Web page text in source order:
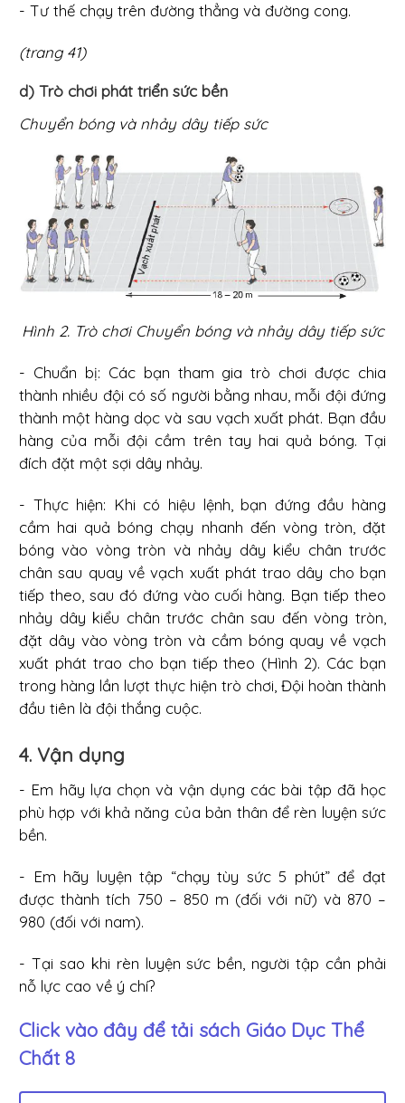
- Tư thế chạy trên đường thẳng và đường cong.
(trang 41)
d) Trò chơi phát triển sức bền
Chuyển bóng và nhảy dây tiếp sức
Hình 2. Trò chơi Chuyển bóng và nhảy dây tiếp sức
- Chuẩn bị: Các bạn tham gia trò chơi được chia
thành nhiều đội có số người bằng nhau, mỗi đội đứng
thành một hàng dọc và sau vạch xuất phát. Bạn đầu
hàng của mỗi đội cầm trên tay hai quả bóng. Tại
đích đặt một sợi dây nhảy.
- Thực hiện: Khi có hiệu lệnh, bạn đứng đầu hàng
cầm hai quả bóng chạy nhanh đến vòng tròn, đặt
bóng vào vòng tròn và nhảy dây kiểu chân trước
chân sau quay về vạch xuất phát trao dây cho bạn
tiếp theo, sau đó đứng vào cuối hàng. Bạn tiếp theo
nhảy dây kiểu chân trước chân sau đến vòng tròn,
đặt dây vào vòng tròn và cầm bóng quay về vạch
xuất phát trao cho bạn tiếp theo (Hình 2). Các bạn
trong hàng lần lượt thực hiện trò chơi, Đội hoàn thành
đầu tiên là đội thắng cuộc.
4. Vận dụng
- Em hãy lựa chọn và vận dụng các bài tập đã học
phù hợp với khả năng của bản thân để rèn luyện sức
bền.
- Em hãy luyện tập “chạy tùy sức 5 phút” để đạt
được thành tích 750 – 850 m (đối với nữ) và 870 –
980 (đối với nam).
- Tại sao khi rèn luyện sức bền, người tập cần phải
nỗ lực cao về ý chí?
Click vào đây để tải sách Giáo Dục Thể
Chất 8